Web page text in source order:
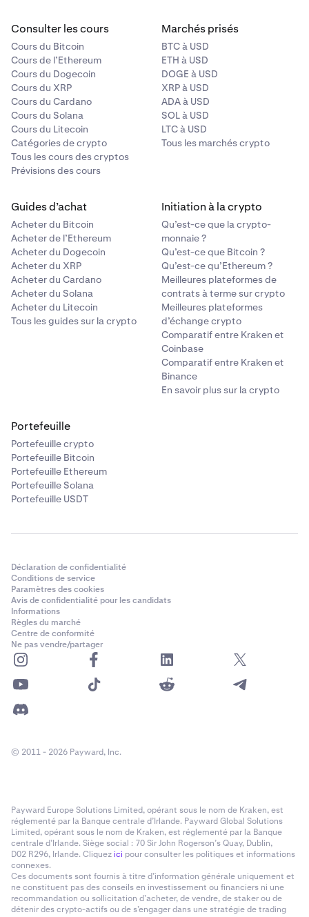
Consulter les cours
Cours du Bitcoin
Cours de l’Ethereum
Cours du Dogecoin
Cours du XRP
Cours du Cardano
Cours du Solana
Cours du Litecoin
Catégories de crypto
Tous les cours des cryptos
Prévisions des cours
Marchés prisés
BTC à USD
ETH à USD
DOGE à USD
XRP à USD
ADA à USD
SOL à USD
LTC à USD
Tous les marchés crypto
Guides d’achat
Acheter du Bitcoin
Acheter de l’Ethereum
Acheter du Dogecoin
Acheter du XRP
Acheter du Cardano
Acheter du Solana
Acheter du Litecoin
Tous les guides sur la crypto
Initiation à la crypto
Qu’est-ce que la crypto-
monnaie ?
Qu’est-ce que Bitcoin ?
Qu’est-ce qu’Ethereum ?
Meilleures plateformes de
contrats à terme sur crypto
Meilleures plateformes
d’échange crypto
Comparatif entre Kraken et
Coinbase
Comparatif entre Kraken et
Binance
En savoir plus sur la crypto
Portefeuille
Portefeuille crypto
Portefeuille Bitcoin
Portefeuille Ethereum
Portefeuille Solana
Portefeuille USDT
Déclaration de confidentialité
Conditions de service
Paramètres des cookies
Avis de confidentialité pour les candidats
Informations
Règles du marché
Centre de conformité
Ne pas vendre/partager
© 2011 - 2026 Payward, Inc.
Payward Europe Solutions Limited, opérant sous le nom de Kraken, est
réglementé par la Banque centrale d’Irlande. Payward Global Solutions
Limited, opérant sous le nom de Kraken, est réglementé par la Banque
centrale d’Irlande. Siège social : 70 Sir John Rogerson’s Quay, Dublin,
D02 R296, Irlande. Cliquezici pour consulter les politiques et informations
connexes.
Ces documents sont fournis à titre d’information générale uniquement et
ne constituent pas des conseils en investissement ou financiers ni une
recommandation ou sollicitation d’acheter, de vendre, de staker ou de
détenir des crypto-actifs ou de s’engager dans une stratégie de trading